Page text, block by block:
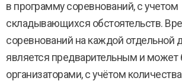
в программу соревнований, с учетом
складывающихся обстоятельств.
соревнований на каждой отдельной
является предварительным и может
организаторами, с учётом